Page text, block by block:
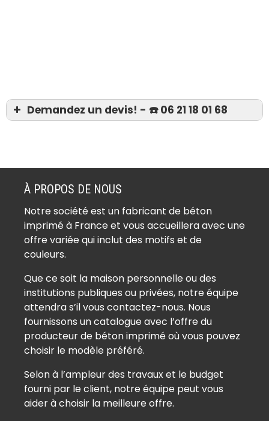
Demandez un devis! - ☎️ 06 21 18 01 68
Béton imprimé Aubervilliers (93300)
Béton imprimé Aulnay-sous-Bois
(93600)
Béton imprimé Bagnolet (93170)
Béton imprimé Bobigny (93000)
Béton imprimé Bondy (93140)
(93390)
Béton imprimé Coubron (93470)
Béton imprimé Drancy (93700)
Béton imprimé Dugny (93440)
Béton imprimé Épinay-sur-Seine
(93800)
Béton imprimé Gagny (93220)
Béton imprimé Gournay-sur-Marne
À PROPOS DE NOUS
Notre société est un fabricant de béton
imprimé à France et vous accueillera avec une
offre variée qui inclut des motifs et de
couleurs.
Que ce soit la maison personnelle ou des
institutions publiques ou privées, notre équipe
attendra s’il vous contactez-nous. Nous
fournissons un catalogue avec l’offre du
producteur de béton imprimé où vous pouvez
choisir le modèle préféré.
Selon à l’ampleur des travaux et le budget
fourni par le client, notre équipe peut vous
aider à choisir la meilleure offre.